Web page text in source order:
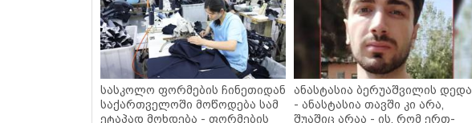
სასკოლო ფორმების ჩინეთიდან
საქართველოში მოწოდება სამ
ეტაპად მოხდება - ფორმების
ანასტასია ბერუაშვილის დედა
- ანასტასია თავში კი არა,
შუაშიც არაა - ის, რომ ერთ-